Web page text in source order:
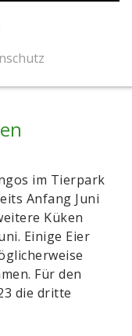
im Tierpark
Anfang Juni
Küken
Einige Eier
Für den
die dritte